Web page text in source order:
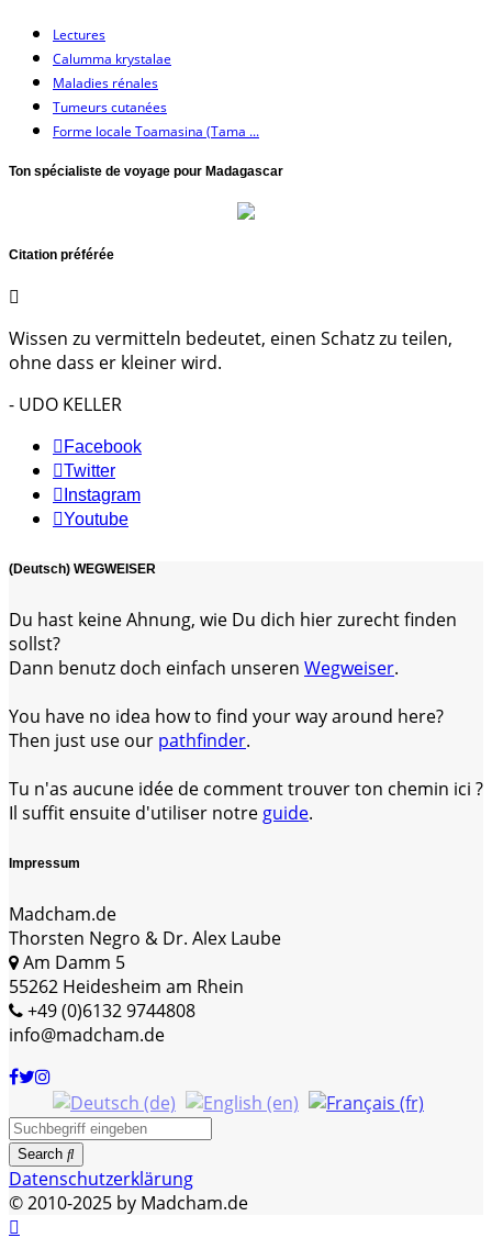
Lectures
Calumma krystalae
Maladies rénales
Tumeurs cutanées
Forme locale Toamasina (Tama ...
Ton spécialiste de voyage pour Madagascar
Citation préférée
Wissen zu vermitteln bedeutet, einen Schatz zu teilen,
ohne dass er kleiner wird.
- UDO KELLER
Facebook
Twitter
Instagram
Youtube
(Deutsch) WEGWEISER
Du hast keine Ahnung, wie Du dich hier zurecht finden
sollst?
Dann benutz doch einfach unseren Wegweiser.
You have no idea how to find your way around here?
Then just use our pathfinder.
Tu n'as aucune idée de comment trouver ton chemin ici ?
Il suffit ensuite d'utiliser notre guide.
Impressum
Madcham.de
Thorsten Negro & Dr. Alex Laube
Am Damm 5
55262 Heidesheim am Rhein
+49 (0)6132 9744808
info@madcham.de
Search
Datenschutzerklärung
© 2010-2025 by Madcham.de